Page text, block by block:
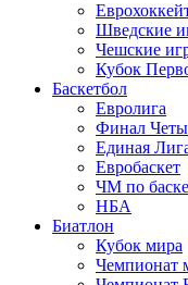
Шведские
Чешские
Кубок
Баскетбол
Евролига
Финал
Единая
Евробаскет
ЧМ по
НБА
Биатлон
Кубок мира
Чемпионат